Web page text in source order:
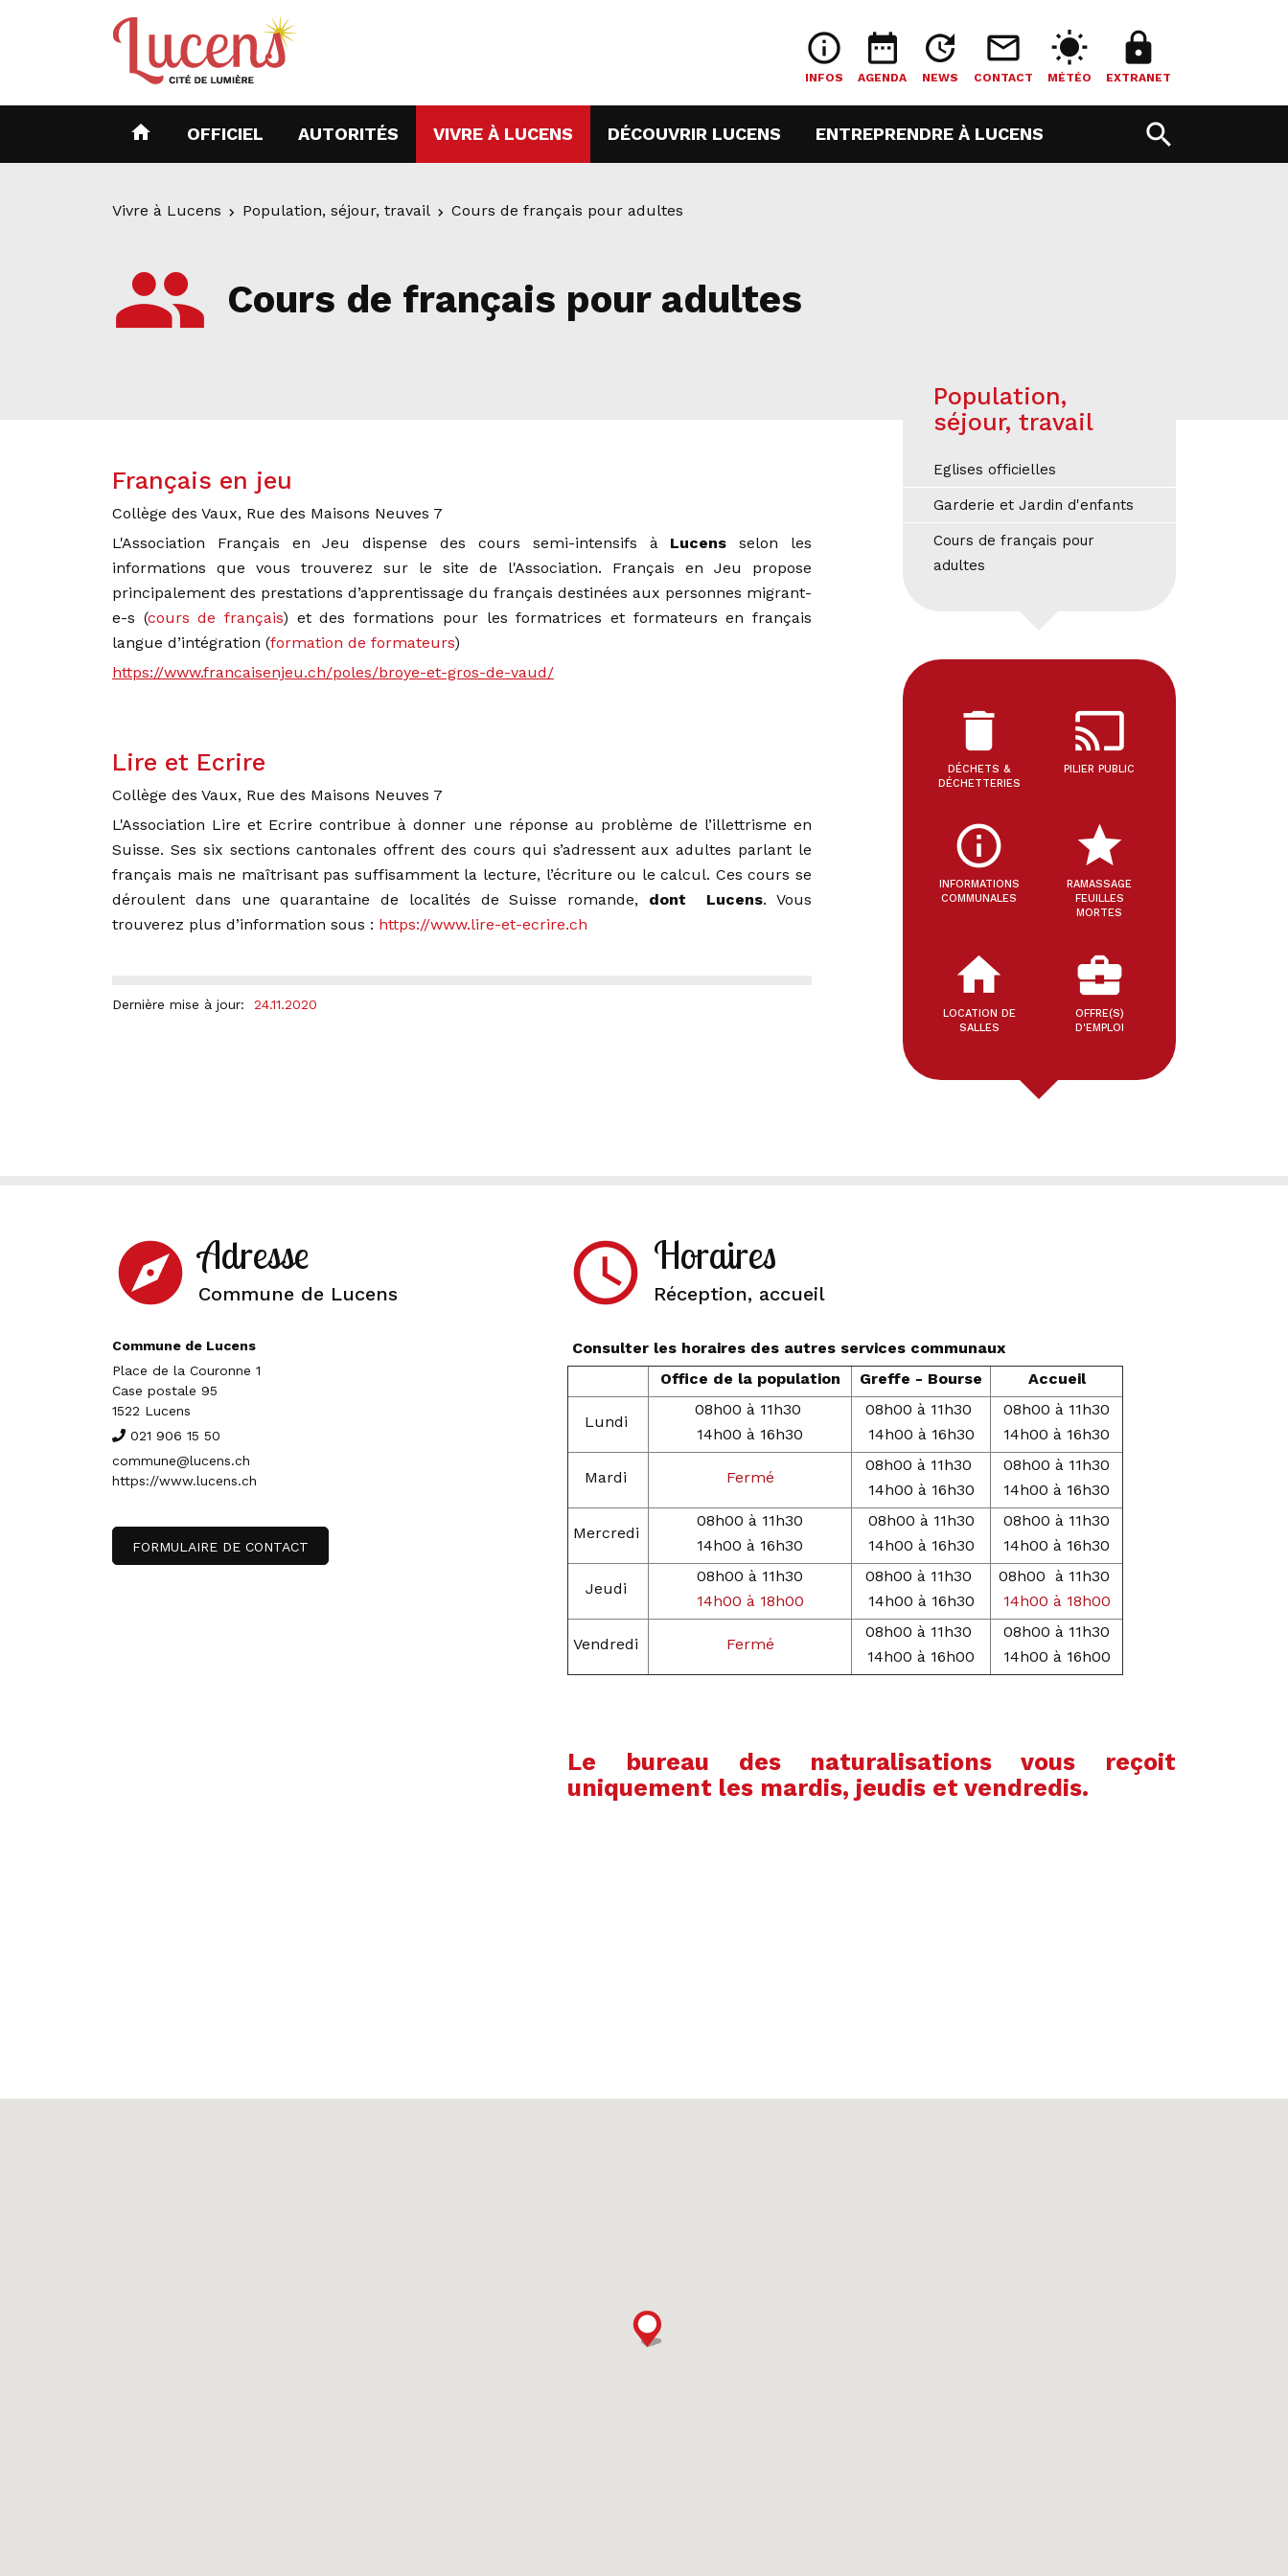
info_outline
INFOS
date_range
AGENDA
update
NEWS
mail_outline
CONTACT
wb_sunny
MÉTÉO
lock
EXTRANET
home OFFICIEL (CURRENT)
AUTORITÉS (CURRENT)
VIVRE À LUCENS (CURRENT)
DÉCOUVRIR LUCENS (CURRENT)
ENTREPRENDRE À LUCENS search
Vivre à Lucens Population, séjour, travail Cours de français pour adultes
people Cours de français pour adultes
Français en jeu
Collège des Vaux, Rue des Maisons Neuves 7
L'Association Français en Jeu dispense des cours semi-intensifs à Lucensselon les
informations que vous trouverez sur le site de l'Association. Français en Jeu propose
principalement des prestations d’apprentissage du français destinées aux personnes migrant-
e-s (cours de français) et des formations pour les formatrices et formateurs en français
langue d’intégration (formation de formateurs)
https://www.francaisenjeu.ch/poles/broye-et-gros-de-vaud/
Lire et Ecrire
Collège des Vaux, Rue des Maisons Neuves 7
L'Association Lire et Ecrire contribue à donner une réponse au problème de l’illettrisme en
Suisse. Ses six sections cantonales offrent des cours qui s’adressent aux adultes parlant le
français mais ne maîtrisant pas suffisamment la lecture, l’écriture ou le calcul. Ces cours se
déroulent dans une quarantaine de localités de Suisse romande, dont Lucens. Vous
trouverez plus d’information sous : https://www.lire-et-ecrire.ch
Dernière mise à jour: 24.11.2020
Population,
séjour, travail
Eglises officielles
Garderie et Jardin d'enfants
Cours de français pour
adultes
delete
DÉCHETS &
DÉCHETTERIES
cast
PILIER PUBLIC
info_outline
INFORMATIONS
COMMUNALES
star
RAMASSAGE
FEUILLES
MORTES
home
LOCATION DE
SALLES
business_center
OFFRE(S)
D'EMPLOI
explore Adresse
Commune de Lucens
Commune de Lucens
Place de la Couronne 1
Case postale 95
1522 Lucens
021 906 15 50
commune@lucens.ch
https://www.lucens.ch
FORMULAIRE DE CONTACT
access_time Horaires
Réception, accueil
Consulter les horaires des autres services communaux
Office de la population
Greffe - Bourse Accueil
Lundi
08h00 à 11h30
14h00 à 16h30
08h00 à 11h30
14h00 à 16h30
08h00 à 11h30
14h00 à 16h30
Mardi Fermé
08h00 à 11h30
14h00 à 16h30
08h00 à 11h30
14h00 à 16h30
Mercredi
08h00 à 11h30
14h00 à 16h30
08h00 à 11h30
14h00 à 16h30
08h00 à 11h30
14h00 à 16h30
Jeudi
08h00 à 11h30
14h00 à 18h00
08h00 à 11h30
14h00 à 16h30
08h00 à 11h30
14h00 à 18h00
Vendredi Fermé
08h00 à 11h30
14h00 à 16h00
08h00 à 11h30
14h00 à 16h00
Le bureau des naturalisations vous reçoit
uniquement les mardis, jeudis et vendredis.